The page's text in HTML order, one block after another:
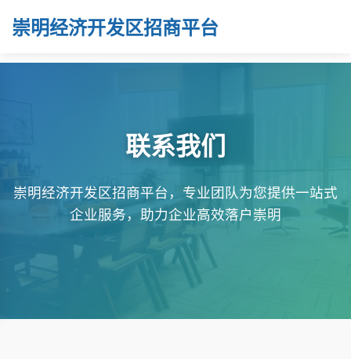
崇明经济开发区招商平台
联系我们
崇明经济开发区招商平台，专业团队为您提供一站式
企业服务，助力企业高效落户崇明